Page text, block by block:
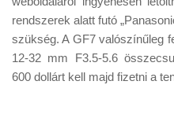
rendszerek alatt futó
szükség. A GF7 valószínűleg
12-32 mm F3.5-5.6
600 dollárt kell majd fizetni a